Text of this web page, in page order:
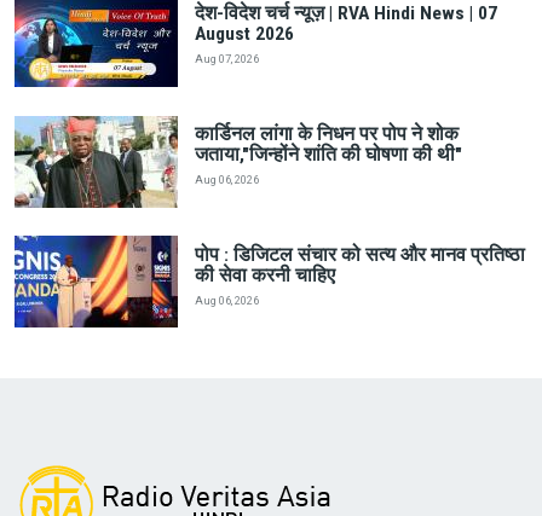
देश-विदेश चर्च न्यूज़ | RVA Hindi News | 07
August 2026
Aug 07, 2026
कार्डिनल लांगा के निधन पर पोप ने शोक
जताया,"जिन्होंने शांति की घोषणा की थी"
Aug 06, 2026
पोप : डिजिटल संचार को सत्य और मानव प्रतिष्ठा
की सेवा करनी चाहिए
Aug 06, 2026